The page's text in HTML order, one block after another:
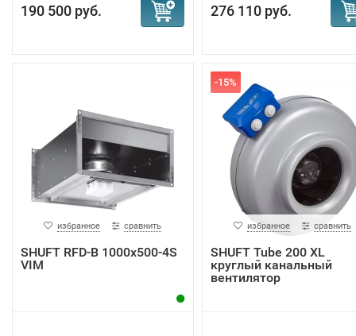
190 500 руб. 276 110 руб.
избранное сравнить
SHUFT RFD-B 1000х500-4S
VIM
-15%
избранное сравнить
SHUFT Tube 200 XL
круглый канальный
вентилятор